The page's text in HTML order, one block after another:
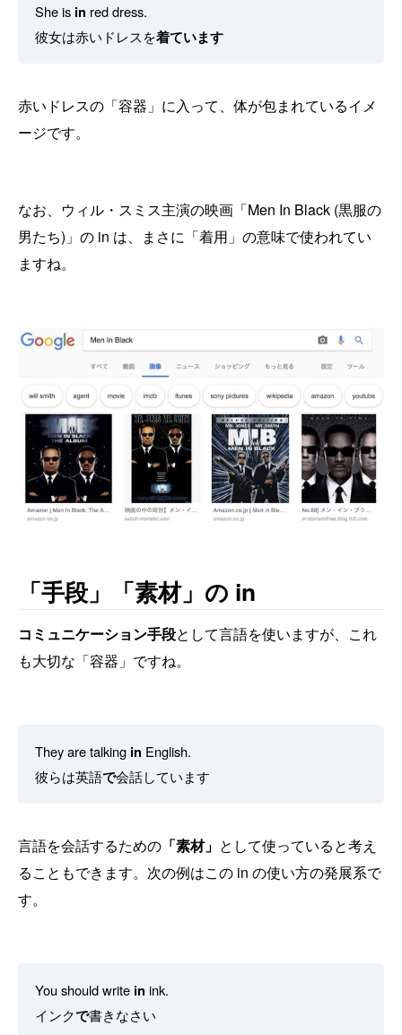
She is in red dress.
彼女は赤いドレスを着ています
赤いドレスの「容器」に入って、体が包まれているイメ
ージです。
なお、ウィル・スミス主演の映画「Men In Black (黒服の
男たち)」の in は、まさに「着用」の意味で使われてい
ますね。
「手段」「素材」の in
コミュニケーション手段として言語を使いますが、これ
も大切な「容器」ですね。
They are talking in English.
彼らは英語で会話しています
言語を会話するための 「素材」 として使っていると考え
ることもできます。次の例はこの in の使い方の発展系で
す。
You should write in ink.
インクで書きなさい